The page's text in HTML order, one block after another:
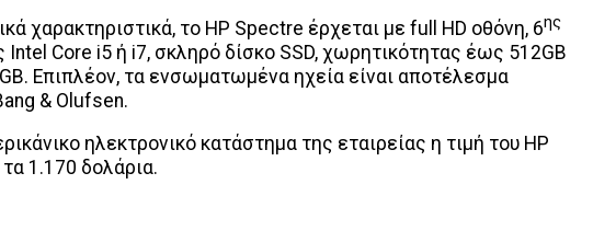
χαρακτηριστικά, το HP Spectre έρχεται με full HD οθόνη, 6ης
Intel Core i5 ή i7, σκληρό δίσκο SSD, χωρητικότητας έως 512GB
Επιπλέον, τα ενσωματωμένα ηχεία είναι αποτέλεσμα
& Olufsen.
ηλεκτρονικό κατάστημα της εταιρείας η τιμή του HP
1.170 δολάρια.